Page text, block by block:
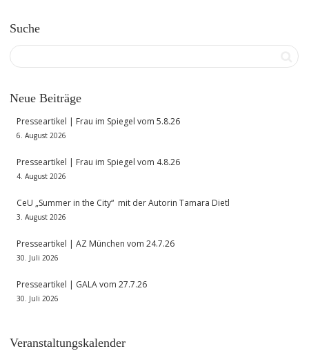
Suche
Neue Beiträge
Presseartikel | Frau im Spiegel vom 5.8.26
6. August 2026
Presseartikel | Frau im Spiegel vom 4.8.26
4. August 2026
CeU „Summer in the City“ mit der Autorin Tamara Dietl
3. August 2026
Presseartikel | AZ München vom 24.7.26
30. Juli 2026
Presseartikel | GALA vom 27.7.26
30. Juli 2026
Veranstaltungskalender